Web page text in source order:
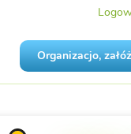
Organizacjo,